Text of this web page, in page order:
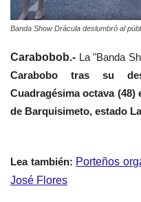
Banda Show Drácula deslumbró al
Carabobob.- La "Banda
Carabobo tras su
Cuadragésima octava
de Barquisimeto, estado
Lea también: Porteños
José Flores